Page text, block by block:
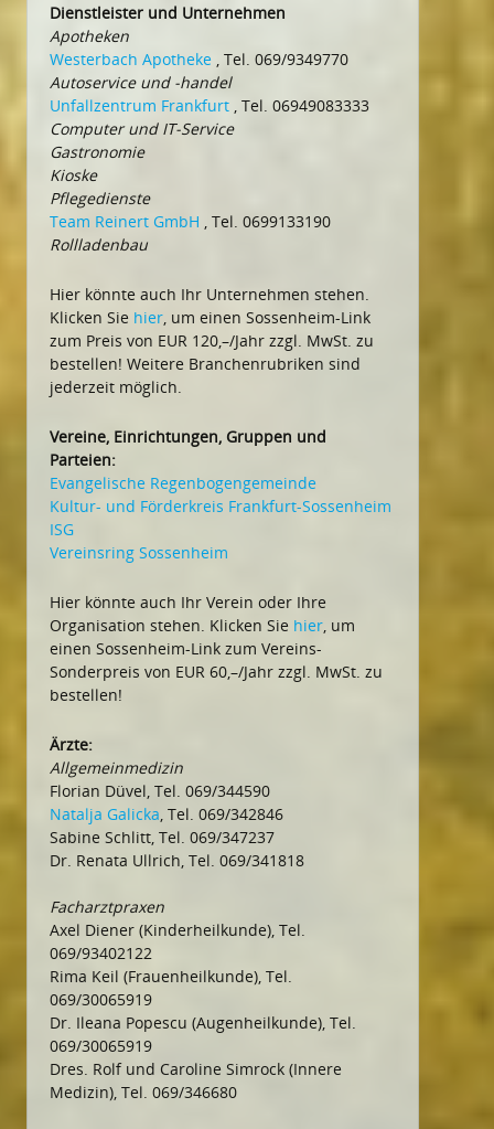
Dienstleister und Unternehmen
Apotheken
Westerbach Apotheke , Tel. 069/9349770
Autoservice und -handel
Unfallzentrum Frankfurt , Tel. 06949083333
Computer und IT-Service
Gastronomie
Kioske
Pflegedienste
Team Reinert GmbH , Tel. 0699133190
Rollladenbau
Hier könnte auch Ihr Unternehmen stehen.
Klicken Sie hier , um einen Sossenheim-Link
zum Preis von EUR 120,–/Jahr zzgl. MwSt. zu
bestellen! Weitere Branchenrubriken sind
jederzeit möglich.
Vereine, Einrichtungen, Gruppen und
Parteien:
Evangelische Regenbogengemeinde
Kultur- und Förderkreis Frankfurt-Sossenheim
ISG
Vereinsring Sossenheim
Hier könnte auch Ihr Verein oder Ihre
Organisation stehen. Klicken Sie hier , um
einen Sossenheim-Link zum Vereins-
Sonderpreis von EUR 60,–/Jahr zzgl. MwSt. zu
bestellen!
Ärzte:
Allgemeinmedizin
Florian Düvel, Tel. 069/344590
Natalja Galicka , Tel. 069/342846
Sabine Schlitt, Tel. 069/347237
Dr. Renata Ullrich, Tel. 069/341818
Facharztpraxen
Axel Diener (Kinderheilkunde), Tel.
069/93402122
Rima Keil (Frauenheilkunde), Tel.
069/30065919
Dr. Ileana Popescu (Augenheilkunde), Tel.
069/30065919
Dres. Rolf und Caroline Simrock (Innere
Medizin), Tel. 069/346680